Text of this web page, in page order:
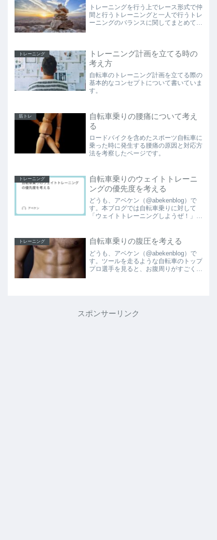
トレーニングを行う上でレース形式で仲
間と行うトレーニングと一人で行うトレ
ーニングのバランスに関してまとめてみ
トレーニング
トレーニング計画を立てる時の
考え方
自転車のトレーニング計画を立てる際の
基本的なコンセプトについて書いていま
す。
筋トレ
自転車乗りの腰痛について考え
る
ロードバイクを含めたスポーツ自転車に
乗った時に発生する腰痛の原因と対応方
法を考察したページです。
トレーニング
自転車乗りのウェイトトレーニ
ングの優先度を考える
どうも、アベケン（@abekenblog）で
す。本ブログでは自転車乗りに対して
「ウェイトトレーニングしようぜ！」と
しょうか？今回はこのあたりを深掘りし
てみようと思います...
トレーニング 自転車乗りの腹圧を考える
どうも、アベケン（@abekenblog）で
す。ツールを走るような自転車のトップ
プロ選手を見ると、お腹周りがすごく膨
スポンサーリンク